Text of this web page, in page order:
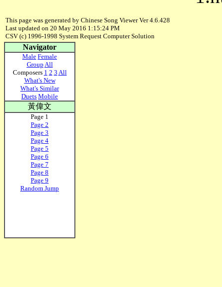
This page was generated by Chinese Song Viewer Ver 4.6.428
Last updated on 20 May 2016 1:15:24 PM
CSV (c) 1996-1998 System Request Computer Solution
Navigator
Male Female
Group All
Composers 1 2 3 All
What's New
What's Similar
Duets Mobile
黃偉文
Page 1
Page 2
Page 3
Page 4
Page 5
Page 6
Page 7
Page 8
Page 9
Random Jump